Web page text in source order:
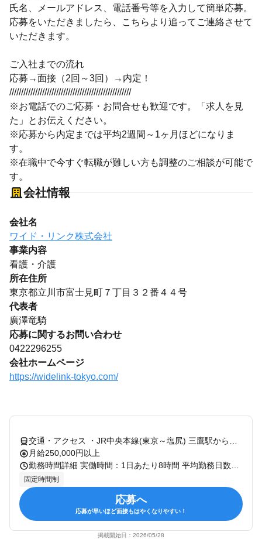
氏名、メールアドレス、電話番号等を入力して簡単応募。
応募をいただきましたら、こちらより追ってご連絡させて
いただきます。
ご入社までの流れ
応募→面接（2回～3回）→内定！
////////////////////////////////////////////////////
※お電話でのご応募・お問合せも歓迎です。「求人を見
た」とお伝えください。
※応募から内定までは平均2週間～1ヶ月ほどになりま
す。
※在職中で今すぐ転職が難しい方も調整のご相談が可能で
す。
会社情報
会社名
ワイド・リンク株式会社
事業内容
看護・介護
所在住所
東京都立川市富士見町７丁目３２番４４号
代表者
廣澤竜騎
応募に関するお問い合わせ
0422296255
会社ホームページ
https://widelink-tokyo.com/
月給250,000円以上
固定時間制
応募へ
応募が早いほど面接もはやくなりやすい！
掲載開始日： 2026/05/28